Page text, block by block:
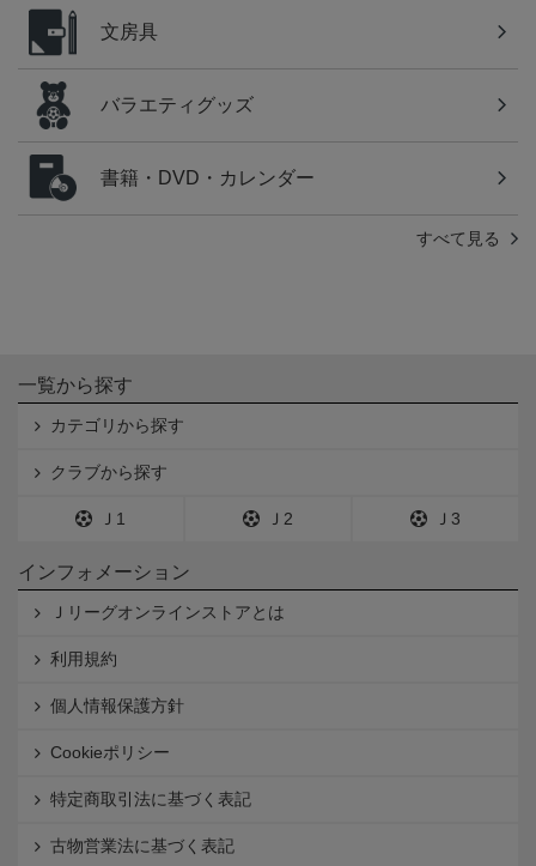
文房具
バラエティグッズ
書籍・DVD・カレンダー
すべて見る
一覧から探す
カテゴリから探す
クラブから探す
Ｊ1 Ｊ2 Ｊ3
インフォメーション
Ｊリーグオンラインストアとは
利用規約
個人情報保護方針
Cookieポリシー
特定商取引法に基づく表記
古物営業法に基づく表記